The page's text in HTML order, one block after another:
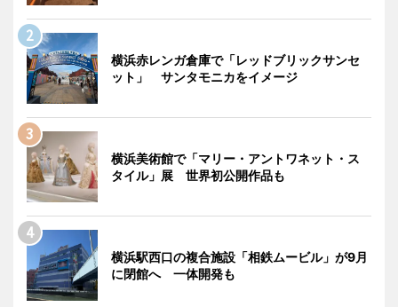
横浜赤レンガ倉庫で「レッドブリックサンセ
ット」 サンタモニカをイメージ
横浜美術館で「マリー・アントワネット・ス
タイル」展 世界初公開作品も
横浜駅西口の複合施設「相鉄ムービル」が9月
に閉館へ 一体開発も